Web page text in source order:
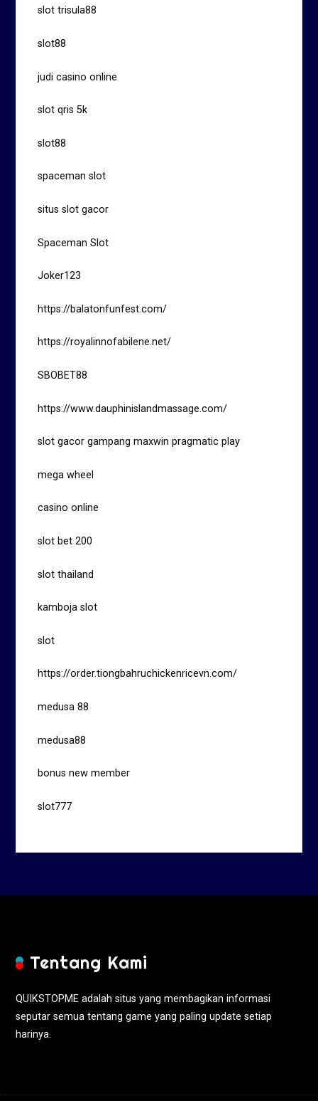
slot trisula88
slot88
judi casino online
slot qris 5k
slot88
spaceman slot
situs slot gacor
Spaceman Slot
Joker123
https://balatonfunfest.com/
https://royalinnofabilene.net/
SBOBET88
https://www.dauphinislandmassage.com/
slot gacor gampang maxwin pragmatic play
mega wheel
casino online
slot bet 200
slot thailand
kamboja slot
slot
https://order.tiongbahruchickenricevn.com/
medusa 88
medusa88
bonus new member
slot777
Tentang Kami
QUIKSTOPME adalah situs yang membagikan informasi
seputar semua tentang game yang paling update setiap
harinya.